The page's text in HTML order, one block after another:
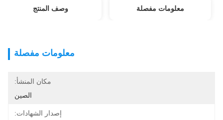
معلومات مفصلة وصف المنتج
معلومات مفصلة
مكان المنشأ:
الصين
إصدار الشهادات: